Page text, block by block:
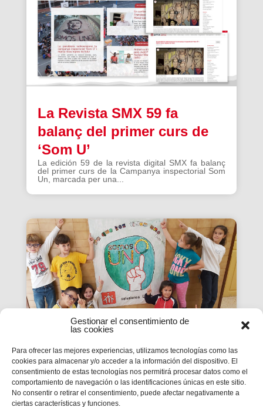
Gestionar el consentimiento de
las cookies
Para ofrecer las mejores experiencias, utilizamos tecnologías como las
cookies para almacenar y/o acceder a la información del dispositivo. El
consentimiento de estas tecnologías nos permitirá procesar datos como el
comportamiento de navegación o las identificaciones únicas en este sitio.
No consentir o retirar el consentimiento, puede afectar negativamente a
ciertas características y funciones.
La Revista SMX 59 fa
balanç del primer curs de
‘Som U’
La edición 59 de la revista digital SMX fa balanç
del primer curs de la Campanya inspectorial Som
Un, marcada per una...
La Revista SMX 59 hace
balance del primer curso de